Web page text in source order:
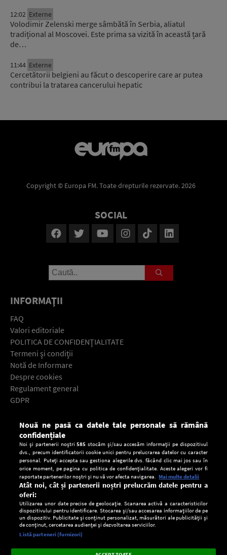
12:02 Externe
Volodimir Zelenski merge sâmbătă în Serbia, aliatul
tradițional al Moscovei. Este prima sa vizită în această țară
de…
11:44 Externe
Cercetătorii belgieni au făcut o descoperire care ar putea
contribui la tratarea cancerului hepatic
Copyright © Europa FM. Toate drepturile rezervate. 2026
SOCIAL
INFORMAŢII
FAQ
Valori editoriale
POLITICA DE CONFIDENŢIALITATE
Termeni şi condiţii
Notă de Informare
Despre cookies
Regulament general
GDPR
Descarcă gratuit aplicaţia Europa FM pentru smartphone:
Setări:
Dark
Radio live, podcasturi, știri și alerte
Nouă ne pasă ca datele tale personale să rămână
confidențiale
Noi și partenerii noștri585 stocăm și/sau accesăm informații pe dispozitivul
dvs., precum identificatorii cookie unici pentru prelucrarea datelor cu caracter
personal. Puteți accepta sau gestiona alegerile dvs. făcând clic mai jos sau în
orice moment, pe pagina cu politica de confidențialitate. Aceste alegeri vor fi
raportate partenerilor noștri și nu vă vor afecta navigarea. Mai multe detalii
Atât noi, cât și partenerii noștri prelucrăm datele pentru a
oferi:
Utilizarea unor date precise de geolocație. Scanarea activă a caracteristicilor
dispozitivului pentru identificare. Stocarea și/sau accesarea informațiilor de pe
un dispozitiv. Publicitate și conținut personalizat, măsurători ale publicității și
de conținut, cercetarea audienței și dezvoltarea serviciilor.
Listă parteneri (furnizori)